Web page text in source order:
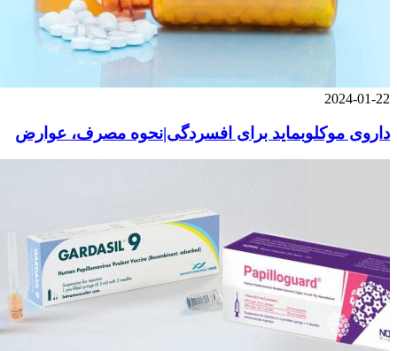
2024-01-22
داروی موکلوبماید برای افسردگی|نحوه مصرف، عوارض